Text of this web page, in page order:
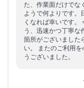
た、作業面だけでな
ようで何よりです。
くなれば幸いです。
う、迅速かつ丁寧な
箇所がございました
い。 またのご利用
うございました。